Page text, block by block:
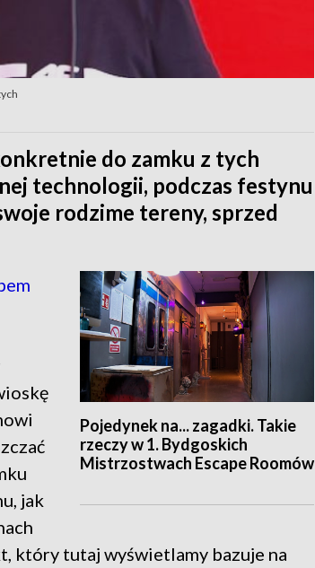
do zamku z tych
technologii, podczas festynu
rodzime tereny, sprzed
Pojedynek na... zagadki. Takie
rzeczy w 1. Bydgoskich
Mistrzostwach Escape Roomów
jak
który tutaj wyświetlamy bazuje na